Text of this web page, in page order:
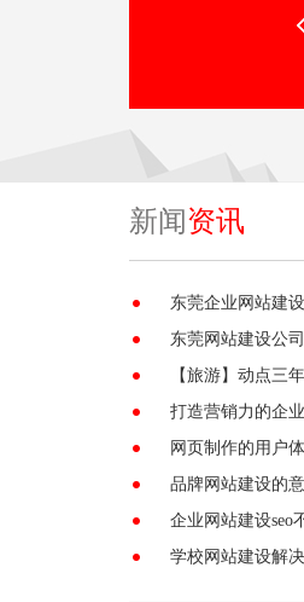
新闻资讯
东莞企业网站建
东莞网站建设公
【旅游】动点三
打造营销力的企
网页制作的用户
品牌网站建设的
企业网站建设seo
学校网站建设解